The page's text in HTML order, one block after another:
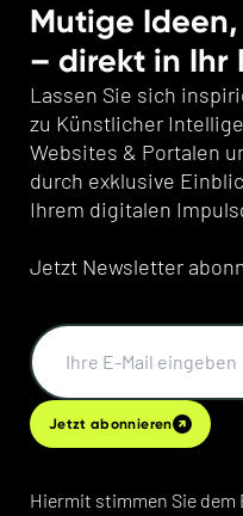
Mutige
– direkt in Ihr
Lassen Sie sich
zu Künstlicher
Websites & Portalen
durch exklusive
Ihrem digitalen
Jetzt Newsletter
Jetzt abonnieren
Hiermit stimmen Sie